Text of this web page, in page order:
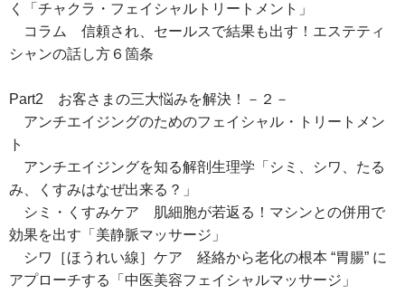
く「チャクラ・フェイシャルトリートメント」
コラム 信頼され、セールスで結果も出す！エステティ
シャンの話し方６箇条
Part2 お客さまの三大悩みを解決！－２－
アンチエイジングのためのフェイシャル・トリートメン
ト
アンチエイジングを知る解剖生理学「シミ、シワ、たる
み、くすみはなぜ出来る？」
シミ・くすみケア 肌細胞が若返る！マシンとの併用で
効果を出す「美静脈マッサージ」
シワ［ほうれい線］ケア 経絡から老化の根本 “胃腸” に
アプローチする「中医美容フェイシャルマッサージ」